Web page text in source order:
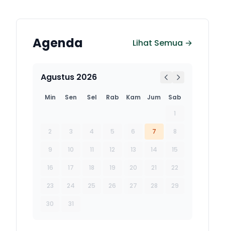
Agenda Lihat Semua →
Agustus 2026
Min Sen Sel Rab Kam Jum
Sab
1
2 3 4 5 6 7 8
9 10 11 12 13 14 15
16 17 18 19 20 21 22
23 24 25 26 27 28 29
30 31